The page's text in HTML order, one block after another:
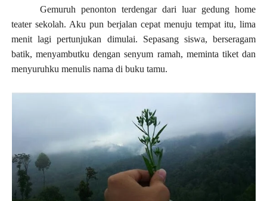
Gemuruh penonton terdengar dari luar gedung home
teater sekolah. Aku pun berjalan cepat menuju tempat itu, lima
menit lagi pertunjukan dimulai. Sepasang siswa, berseragam
batik, menyambutku dengan senyum ramah, meminta tiket dan
menyuruhku menulis nama di buku tamu.